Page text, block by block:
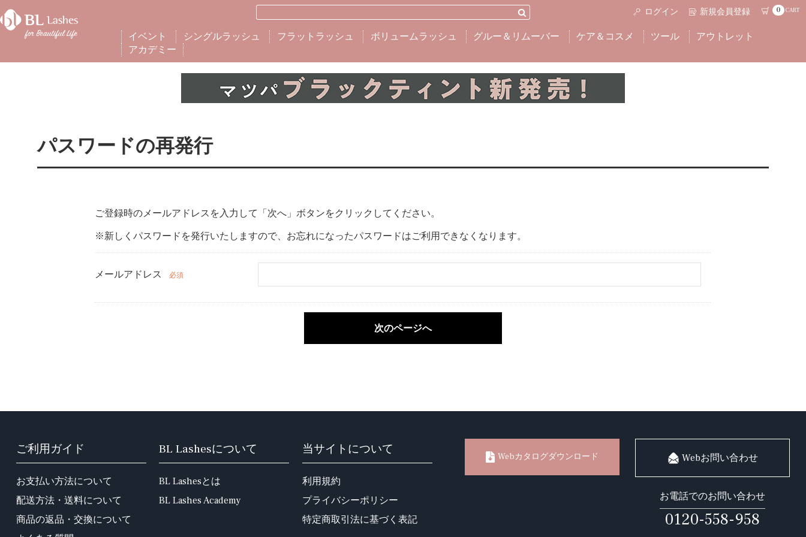
0 CART
ログイン 新規会員登録
イベント シングルラッシュ フラットラッシュ ボリュームラッシュ グルー＆リムーバー ケア＆コスメ ツール
アウトレット
アカデミー
パスワードの再発行
ご登録時のメールアドレスを入力して「次へ」ボタンをクリックしてください。
※新しくパスワードを発行いたしますので、お忘れになったパスワードはご利用できなくなります。
メールアドレス 必須
次のページへ
ご利用ガイド
お支払い方法について
配送方法・送料について
商品の返品・交換について
BL Lashesについて
BL Lashesとは
BL Lashes Academy
当サイトについて
利用規約
プライバシーポリシー
特定商取引法に基づく表記
Webカタログダウンロード Webお問い合わせ
お電話でのお問い合わせ
0120-558-958